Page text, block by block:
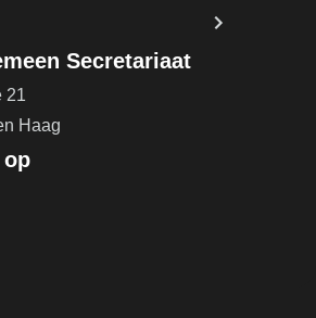
Secretariaat
21
Haag
op
Facebook pagina (opent in nieuw
X pagina (opent in nieuw tabblad)
LinkedIn pagina (opent in nieuw
onze Instagram pagina (opent in
onze YouTube pagina (opent in